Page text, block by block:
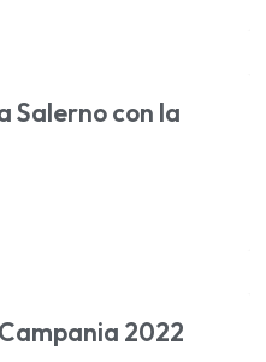
Salerno con la
2022